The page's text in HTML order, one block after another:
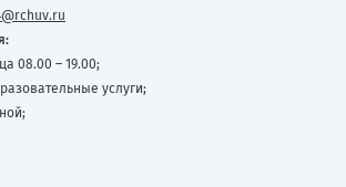
08.00 – 19.00;
услуги;